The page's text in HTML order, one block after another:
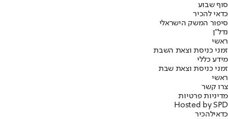
סוף שבוע
כדאי להכיר
סיפור המשק הישראלי
נדל"ן
ראשי
זמני כניסת וצאת השבת
מידע כללי
זמני כניסת וצאת שבת
ראשי
צרו קשר
מדיניות פרטיות
Hosted by SPD
כדאילהכיר